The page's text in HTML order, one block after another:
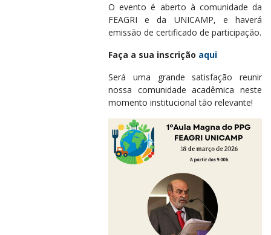
O evento é aberto à comunidade da
FEAGRI e da UNICAMP, e haverá
emissão de certificado de participação.
Faça a sua inscrição aqui
Será uma grande satisfação reunir
nossa comunidade acadêmica neste
momento institucional tão relevante!